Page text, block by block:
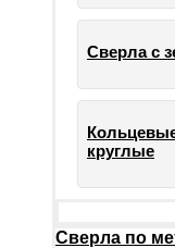
Сверла с
круглые
Сверла по